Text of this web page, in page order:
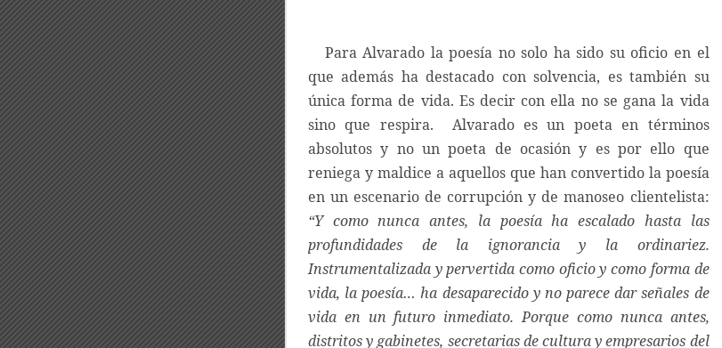
Para Alvarado la poesía no solo ha sido su oficio en el
que además ha destacado con solvencia, es también su
única forma de vida. Es decir con ella no se gana la vida
sino que respira. Alvarado es un poeta en términos
absolutos y no un poeta de ocasión y es por ello que
reniega y maldice a aquellos que han convertido la poesía
en un escenario de corrupción y de manoseo clientelista:
“Y como nunca antes, la poesía ha escalado hasta las
profundidades de la ignorancia y la ordinariez.
Instrumentalizada y pervertida como oficio y como forma de
vida, la poesía… ha desaparecido y no parece dar señales de
vida en un futuro inmediato. Porque como nunca antes,
distritos y gabinetes, secretarias de cultura y empresarios del